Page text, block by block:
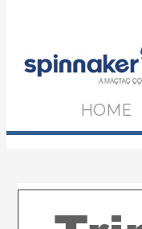
HOME